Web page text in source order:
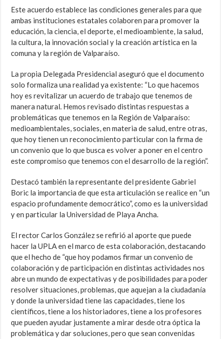
Este acuerdo establece las condiciones generales para que
ambas instituciones estatales colaboren para promover la
educación, la ciencia, el deporte, el medioambiente, la salud,
la cultura, la innovación social y la creación artística en la
comuna y la región de Valparaíso.
La propia Delegada Presidencial aseguró que el documento
solo formaliza una realidad ya existente: “Lo que hacemos
hoy es revitalizar un acuerdo de trabajo que tenemos de
manera natural. Hemos revisado distintas respuestas a
problemáticas que tenemos en la Región de Valparaíso:
medioambientales, sociales, en materia de salud, entre otras,
que hoy tienen un reconocimiento particular con la firma de
un convenio que lo que busca es volver a poner en el centro
este compromiso que tenemos con el desarrollo de la región”.
Destacó también la representante del presidente Gabriel
Boric la importancia de que esta articulación se realice en “un
espacio profundamente democrático”, como es la universidad
y en particular la Universidad de Playa Ancha.
El rector Carlos González se refirió al aporte que puede
hacer la UPLA en el marco de esta colaboración, destacando
que el hecho de “que hoy podamos firmar un convenio de
colaboración y de participación en distintas actividades nos
abre un mundo de expectativas y de posibilidades para poder
resolver situaciones, problemas, que aquejan a la ciudadanía
y donde la universidad tiene las capacidades, tiene los
científicos, tiene a los historiadores, tiene a los profesores
que pueden ayudar justamente a mirar desde otra óptica la
problemática y dar soluciones, pero que sean convenidas